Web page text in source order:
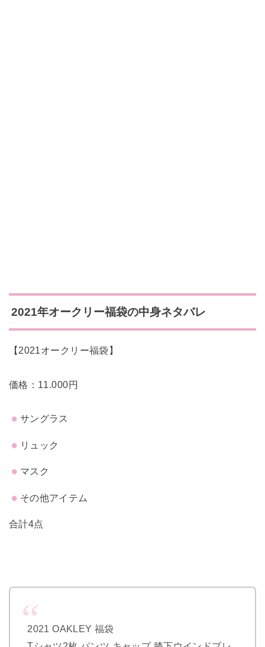
2021年オークリー福袋の中身ネタバレ
【2021オークリー福袋】
価格：11.000円
サングラス
リュック
マスク
その他アイテム
合計4点
2021 OAKLEY 福袋